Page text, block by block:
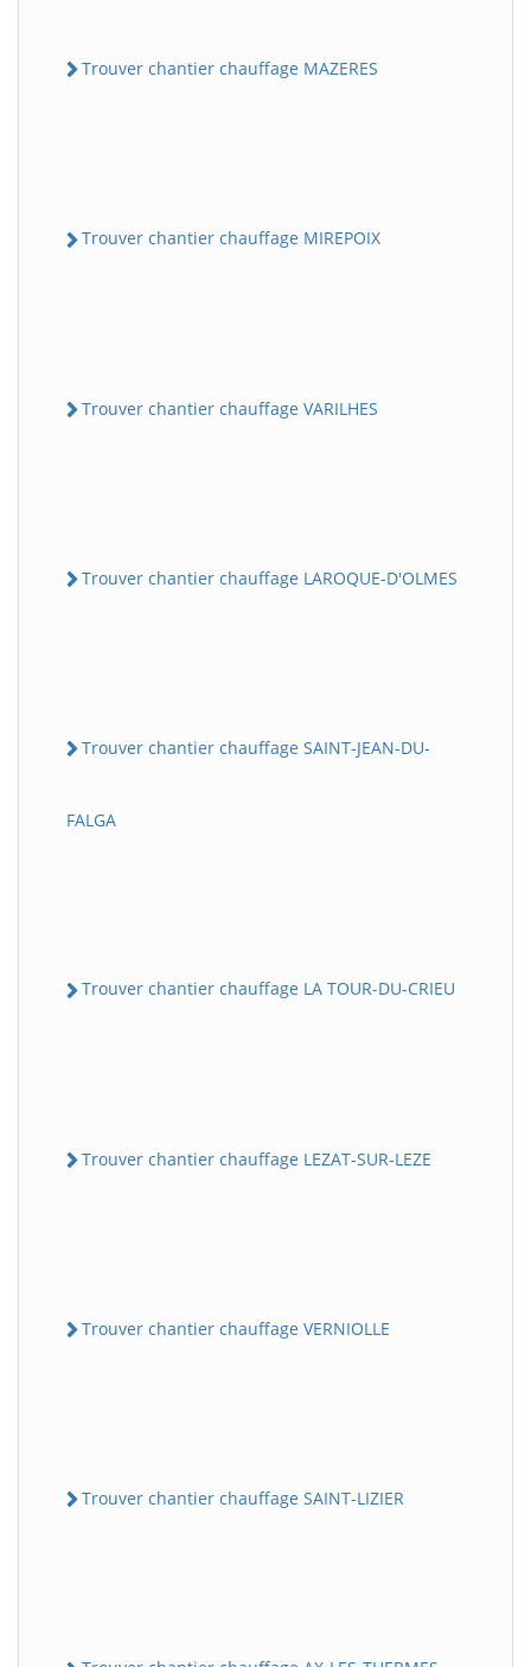
Trouver chantier chauffage MAZERES
Trouver chantier chauffage MIREPOIX
Trouver chantier chauffage VARILHES
Trouver chantier chauffage LAROQUE-D'OLMES
Trouver chantier chauffage SAINT-JEAN-DU-
FALGA
Trouver chantier chauffage LA TOUR-DU-CRIEU
Trouver chantier chauffage LEZAT-SUR-LEZE
Trouver chantier chauffage VERNIOLLE
Trouver chantier chauffage SAINT-LIZIER